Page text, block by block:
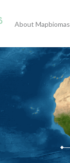
About Mapbiomas